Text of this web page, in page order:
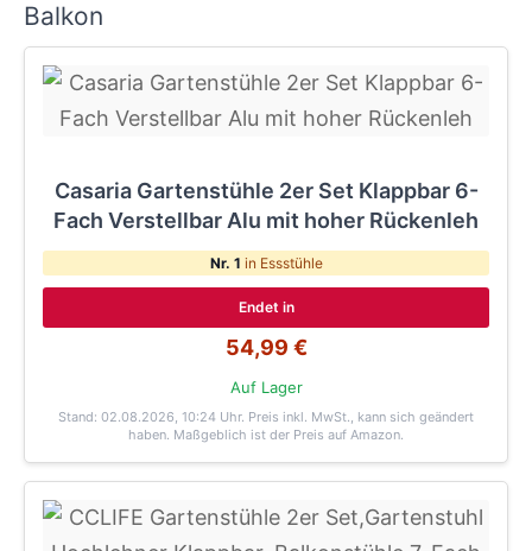
Balkon
Casaria Gartenstühle 2er Set Klappbar 6-
Fach Verstellbar Alu mit hoher Rückenleh
Nr. 1 in Essstühle
Endet in
54,99 €
Auf Lager
Stand: 02.08.2026, 10:24 Uhr. Preis inkl. MwSt., kann sich geändert
haben. Maßgeblich ist der Preis auf Amazon.